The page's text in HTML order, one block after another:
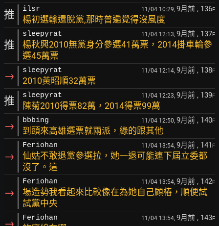
推 ilsr 11/04 10:29, 9月前 , 136F
楊初選輸還脫黨,那時普遍覺得沒風度
推
sleepyrat 11/04 12:13, 9月前 , 137F
楊秋興2010無黨身分參選41萬票，2014掛車輪參
選45萬票
→ sleepyrat 11/04 12:14, 9月前 , 138F
2010黃昭順32萬票
推 sleepyrat 11/04 12:23, 9月前 , 139F
陳菊2010得票82萬，2014得票99萬
→ bbbing 11/04 12:50, 9月前 , 140F
到頭來高雄選票就兩派，綠的跟其他
→
Feriohan 11/04 13:54, 9月前 , 141 F
仙姑不敢退黨參選拉，她一退可能連下屆立委都
沒了。這
→
Feriohan 11/04 13:54, 9月前 , 142F
場造勢我看起來比較像在為她自己顧樁，順便試
試黨中央
→ Feriohan 11/04 13:54, 9月前 , 143F